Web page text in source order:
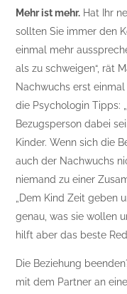
Mehr ist mehr. Hat Ihr
sollten Sie immer den
einmal mehr
als zu schweigen“, rät
Nachwuchs erst
die Psychologin Tipps:
Bezugsperson dabei
Kinder. Wenn sich die
auch der Nachwuchs
niemand zu einer
„Dem Kind Zeit geben
genau, was sie wollen
hilft aber das beste
Die Beziehung
mit dem Partner an